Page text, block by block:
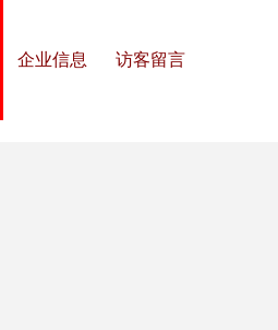
企业信息 访客留言